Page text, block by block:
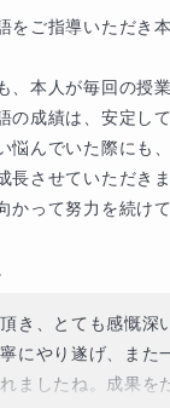
しながら設問の
う。
イントがいっぱ
をご指導いただき
本人が毎回の授
の成績は、安定し
悩んでいた際にも
させていただきま
って努力を続け
き、とても感慨深
にやり遂げ、また
ましたね。成果を